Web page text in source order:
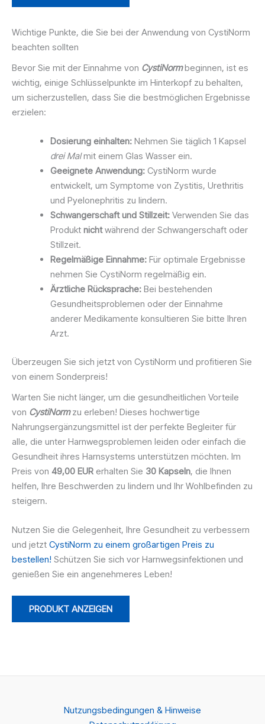
Wichtige Punkte, die Sie bei der Anwendung von CystiNorm
beachten sollten
Bevor Sie mit der Einnahme von CystiNormbeginnen, ist es
wichtig, einige Schlüsselpunkte im Hinterkopf zu behalten,
um sicherzustellen, dass Sie die bestmöglichen Ergebnisse
erzielen:
Dosierung einhalten: Nehmen Sie täglich 1 Kapsel
drei Malmit einem Glas Wasser ein.
Geeignete Anwendung: CystiNorm wurde
entwickelt, um Symptome von Zystitis, Urethritis
und Pyelonephritis zu lindern.
Schwangerschaft und Stillzeit: Verwenden Sie das
Produkt nichtwährend der Schwangerschaft oder
Stillzeit.
Regelmäßige Einnahme: Für optimale Ergebnisse
nehmen Sie CystiNorm regelmäßig ein.
Ärztliche Rücksprache: Bei bestehenden
Gesundheitsproblemen oder der Einnahme
anderer Medikamente konsultieren Sie bitte Ihren
Arzt.
Überzeugen Sie sich jetzt von CystiNorm und profitieren Sie
von einem Sonderpreis!
Warten Sie nicht länger, um die gesundheitlichen Vorteile
von CystiNormzu erleben! Dieses hochwertige
Nahrungsergänzungsmittel ist der perfekte Begleiter für
alle, die unter Harnwegsproblemen leiden oder einfach die
Gesundheit ihres Harnsystems unterstützen möchten. Im
Preis von 49,00 EUR erhalten Sie 30 Kapseln, die Ihnen
helfen, Ihre Beschwerden zu lindern und Ihr Wohlbefinden zu
steigern.
Nutzen Sie die Gelegenheit, Ihre Gesundheit zu verbessern
und jetzt CystiNorm zu einem großartigen Preis zu
bestellen! Schützen Sie sich vor Harnwegsinfektionen und
genießen Sie ein angenehmeres Leben!
PRODUKT ANZEIGEN
Nutzungsbedingungen & Hinweise